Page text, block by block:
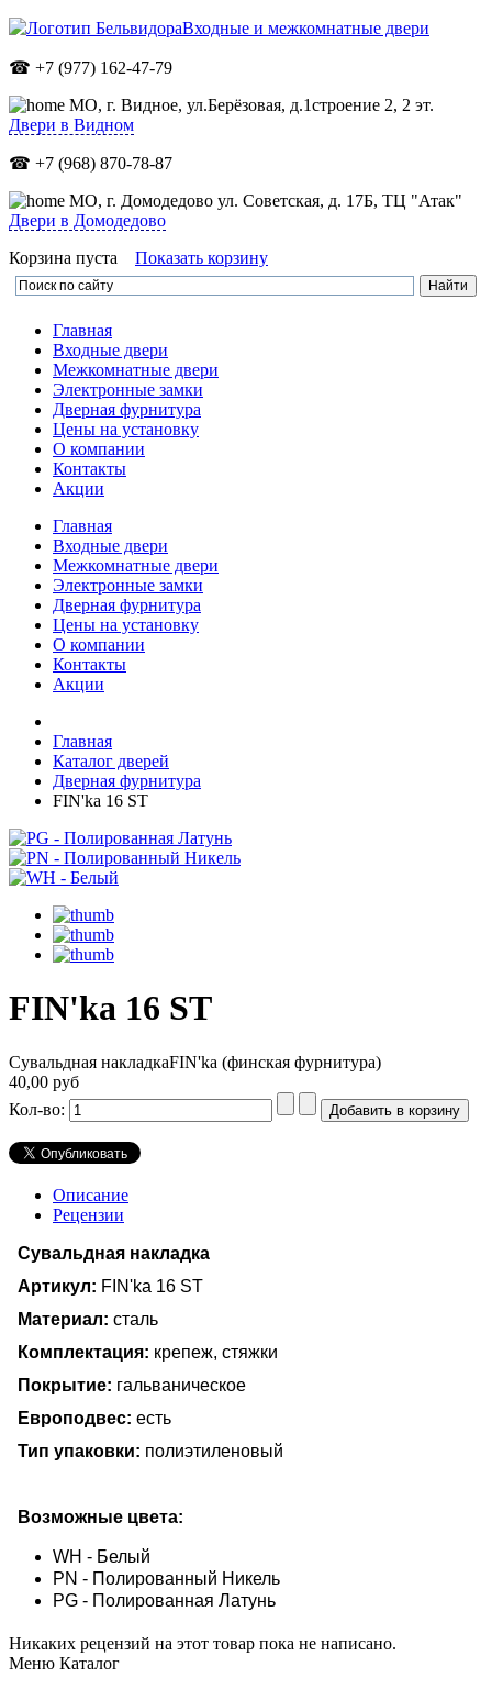
Входные и межкомнатные двери
☎ +7 (977) 162-47-79
МО, г. Видное, ул.Берёзовая, д.1строение 2, 2 эт.
Двери в Видном
☎ +7 (968) 870-78-87
МО, г. Домодедово ул. Советская, д. 17Б, ТЦ "Атак"
Двери в Домодедово
Корзина пуста
Показать корзину
Главная
Входные двери
Межкомнатные двери
Электронные замки
Дверная фурнитура
Цены на установку
О компании
Контакты
Акции
Главная
Входные двери
Межкомнатные двери
Электронные замки
Дверная фурнитура
Цены на установку
О компании
Контакты
Акции
Главная
Каталог дверей
Дверная фурнитура
FIN'ka 16 ST
FIN'ka 16 ST
Сувальдная накладкаFIN'ka (финская фурнитура)
40,00 руб
Кол-во:
Описание
Рецензии
Сувальдная накладка
Артикул: FIN'ka 16 ST
Материал: сталь
Комплектация: крепеж, стяжки
Покрытие: гальваническое
Европодвес: есть
Тип упаковки: полиэтиленовый
Возможные цвета:
WH - Белый
PN - Полированный Никель
PG - Полированная Латунь
Никаких рецензий на этот товар пока не написано.
Меню Каталог